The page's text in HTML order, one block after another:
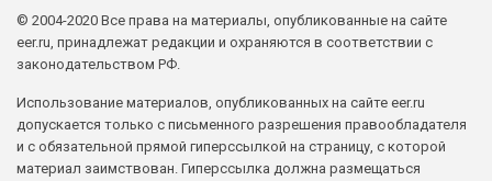
© 2004-2020 Все права на материалы, опубликованные на сайте
eer.ru, принадлежат редакции и охраняются в соответствии с
законодательством РФ.
Использование материалов, опубликованных на сайте eer.ru
допускается только с письменного разрешения правообладателя
и с обязательной прямой гиперссылкой на страницу, с которой
материал заимствован. Гиперссылка должна размещаться